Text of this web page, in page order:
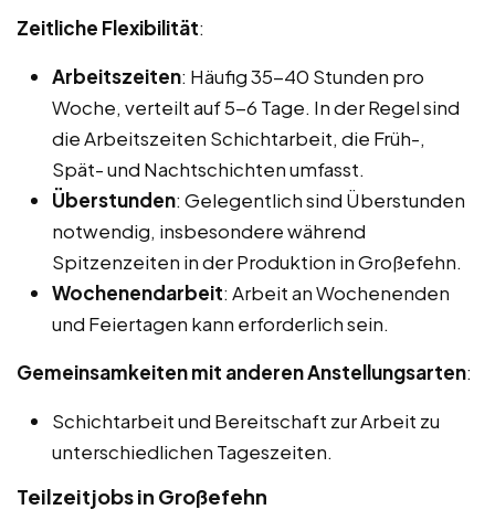
Zeitliche Flexibilität:
Arbeitszeiten: Häufig 35-40 Stunden pro
Woche, verteilt auf 5-6 Tage. In der Regel sind
die Arbeitszeiten Schichtarbeit, die Früh-,
Spät- und Nachtschichten umfasst.
Überstunden: Gelegentlich sind Überstunden
notwendig, insbesondere während
Spitzenzeiten in der Produktion in Großefehn.
Wochenendarbeit: Arbeit an Wochenenden
und Feiertagen kann erforderlich sein.
Gemeinsamkeiten mit anderen Anstellungsarten:
Schichtarbeit und Bereitschaft zur Arbeit zu
unterschiedlichen Tageszeiten.
Teilzeitjobs in Großefehn